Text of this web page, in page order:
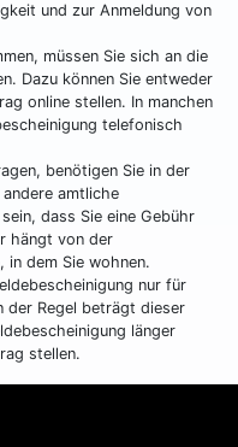
und zur Anmeldung von
müssen Sie sich an die
Dazu können Sie entweder
online stellen. In manchen
telefonisch
benötigen Sie in der
amtliche
dass Sie eine Gebühr
hängt von der
in dem Sie wohnen.
nur für
der Regel beträgt dieser
länger
stellen.